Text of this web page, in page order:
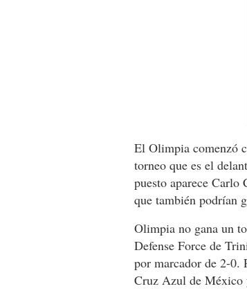
El Olimpia comenzó
torneo que es el
puesto aparece Carlo
que también podrían
Olimpia no gana un
Defense Force de
por marcador de 2-0.
Cruz Azul de México